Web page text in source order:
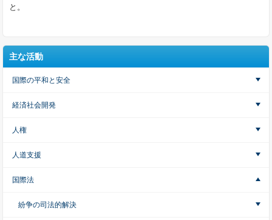
と。
主な活動
国際の平和と安全
経済社会開発
人権
人道支援
国際法
紛争の司法的解決